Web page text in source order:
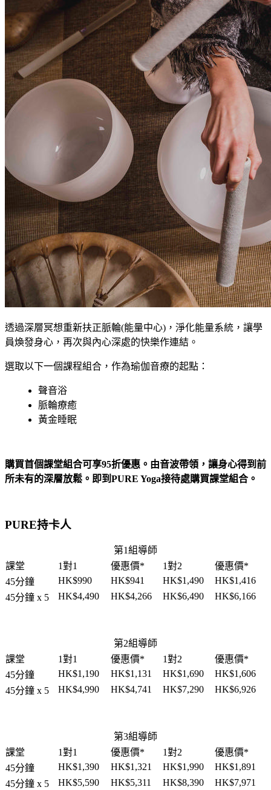
透過深層冥想重新扶正脈輪(能量中心)，淨化能量系統，讓學
員煥發身心，再次與內心深處的快樂作連結。
選取以下一個課程組合，作為瑜伽音療的起點：
聲音浴
脈輪療癒
黃金睡眠
購買首個課堂組合可享95折優惠。由音波帶領，讓身心得到前
所未有的深層放鬆。即到PURE Yoga接待處購買課堂組合。
PURE持卡人
第1組導師
課堂
1對1 優惠價* 1對2
優惠價*
45分鐘
HK$990 HK$941 HK$1,490
HK$1,416
45分鐘 x 5
HK$4,490 HK$4,266 HK$6,490 HK$6,166
第2組導師
課堂
1對1 優惠價* 1對2
優惠價*
45分鐘
HK$1,190 HK$1,131 HK$1,690
HK$1,606
45分鐘 x 5
HK$4,990 HK$4,741 HK$7,290 HK$6,926
第3組導師
課堂
1對1 優惠價* 1對2
優惠價*
45分鐘
HK$1,390 HK$1,321 HK$1,990
HK$1,891
45分鐘 x 5
HK$5,590 HK$5,311 HK$8,390 HK$7,971